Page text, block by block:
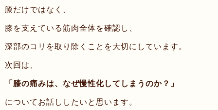
膝だけではなく、
膝を支えている筋肉全体を確認し、
深部のコリを取り除くことを大切にしています。
次回は、
「膝の痛みは、なぜ慢性化してしまうのか？」
についてお話ししたいと思います。